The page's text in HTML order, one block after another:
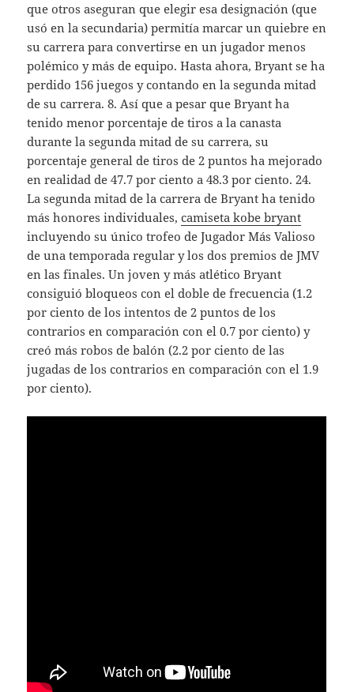
que otros aseguran que elegir esa designación (que
usó en la secundaria) permitía marcar un quiebre en
su carrera para convertirse en un jugador menos
polémico y más de equipo. Hasta ahora, Bryant se ha
perdido 156 juegos y contando en la segunda mitad
de su carrera. 8. Así que a pesar que Bryant ha
tenido menor porcentaje de tiros a la canasta
durante la segunda mitad de su carrera, su
porcentaje general de tiros de 2 puntos ha mejorado
en realidad de 47.7 por ciento a 48.3 por ciento. 24.
La segunda mitad de la carrera de Bryant ha tenido
más honores individuales,camiseta kobe bryant
incluyendo su único trofeo de Jugador Más Valioso
de una temporada regular y los dos premios de JMV
en las finales. Un joven y más atlético Bryant
consiguió bloqueos con el doble de frecuencia (1.2
por ciento de los intentos de 2 puntos de los
contrarios en comparación con el 0.7 por ciento) y
creó más robos de balón (2.2 por ciento de las
jugadas de los contrarios en comparación con el 1.9
por ciento).